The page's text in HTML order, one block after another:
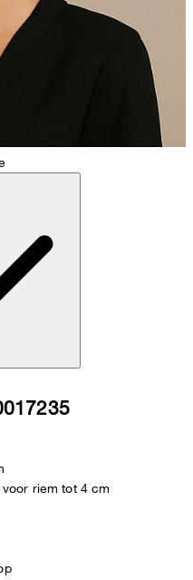
riem tot 4 cm